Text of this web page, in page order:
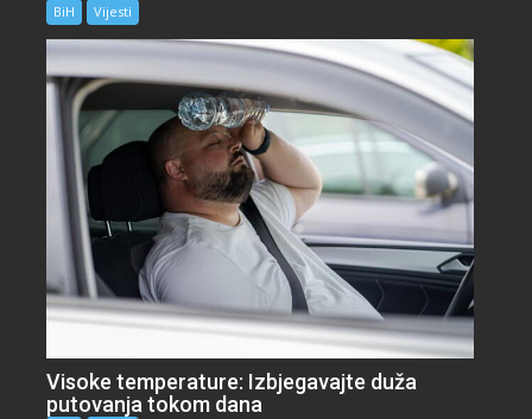
BiH Vijesti
Visoke temperature: Izbjegavajte duža
putovanja tokom dana